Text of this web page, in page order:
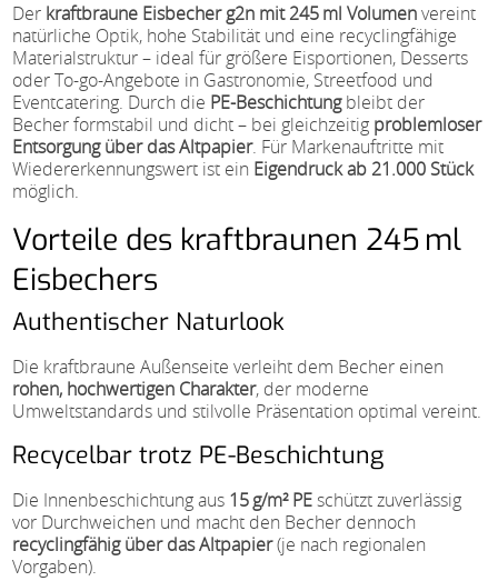
Der kraftbraune Eisbecher g2n mit 245 ml Volumenvereint
natürliche Optik, hohe Stabilität und eine recyclingfähige
Materialstruktur – ideal für größere Eisportionen, Desserts
oder To-go-Angebote in Gastronomie, Streetfood und
Eventcatering. Durch die PE-Beschichtungbleibt der
Becher formstabil und dicht – bei gleichzeitig problemloser
Entsorgung über das Altpapier. Für Markenauftritte mit
Wiedererkennungswert ist ein Eigendruck ab 21.000 Stück
möglich.
Vorteile des kraftbraunen 245 ml
Eisbechers
Authentischer Naturlook
Die kraftbraune Außenseite verleiht dem Becher einen
rohen, hochwertigen Charakter, der moderne
Umweltstandards und stilvolle Präsentation optimal vereint.
Recycelbar trotz PE-Beschichtung
Die Innenbeschichtung aus 15 g/m² PEschützt zuverlässig
vor Durchweichen und macht den Becher dennoch
recyclingfähig über das Altpapier(je nach regionalen
Vorgaben).